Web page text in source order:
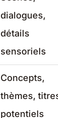
dialogues,
détails
sensoriels
Concepts,
thèmes,
potentiels